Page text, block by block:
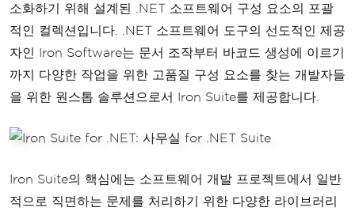
소화하기 위해 설계된 .NET 소프트웨어 구성 요소의 포괄
적인 컬렉션입니다. .NET 소프트웨어 도구의 선도적인 제공
자인 Iron Software는 문서 조작부터 바코드 생성에 이르기
까지 다양한 작업을 위한 고품질 구성 요소를 찾는 개발자들
을 위한 원스톱 솔루션으로서 Iron Suite를 제공합니다.
Iron Suite의 핵심에는 소프트웨어 개발 프로젝트에서 일반
적으로 직면하는 문제를 처리하기 위한 다양한 라이브러리